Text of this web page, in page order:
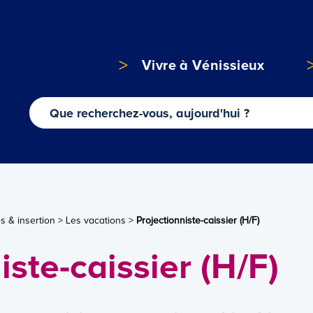
Vivre à Vénissieux
& insertion > Les vacations > Projectionniste-caissier (H/F)
caissier (H/F)